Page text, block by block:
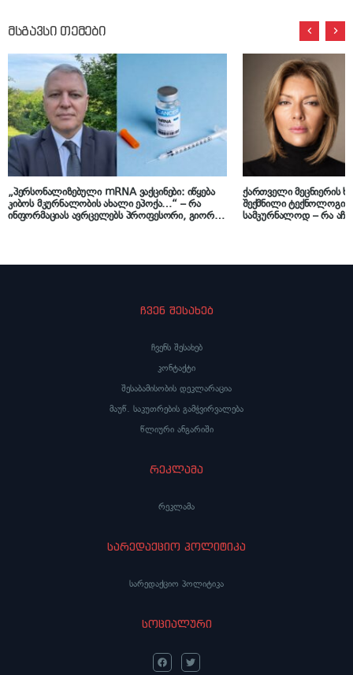
მსგავსი თემები
„პერსონალიზებული mRNA ვაქცინები: იწყება
კიბოს მკურნალობის ახალი ეპოქა…“ – რა
ინფორმაციას ავრცელებს პროფესორი, გიორგი
ქართველი მეცნიერის
შექმნილი ტექნოლოგია
სამკურნალოდ – რა
ჩვენ შესახებ
ჩვენს შესახებ
კონტაქტი
შესაბამისობის დეკლარაცია
მაუწ. საკუთრების გამჭვირვალება
წლიური ანგარიში
რეკლამა
რეკლამა
სარედაქციო პოლიტიკა
სარედაქციო პოლიტიკა
სოციალური